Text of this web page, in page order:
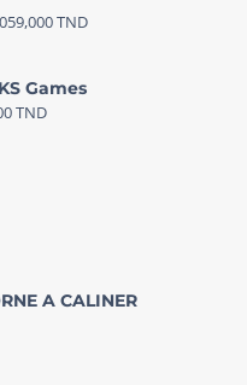
TND
Games
TND
A CALINER